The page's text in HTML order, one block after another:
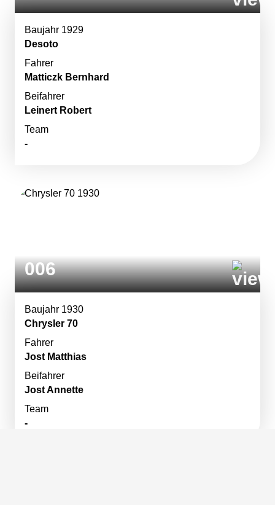
Baujahr 1929
Desoto
Fahrer
Matticzk Bernhard
Beifahrer
Leinert Robert
Team
-
006
Baujahr 1930
Chrysler 70
Fahrer
Jost Matthias
Beifahrer
Jost Annette
Team
-